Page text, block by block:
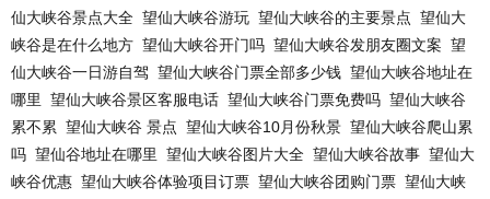
仙大峡谷景点大全 望仙大峡谷游玩 望仙大峡谷的主要景点 望仙大
峡谷是在什么地方 望仙大峡谷开门吗 望仙大峡谷发朋友圈文案 望
仙大峡谷一日游自驾 望仙大峡谷门票全部多少钱 望仙大峡谷地址在
哪里
望仙大峡谷景区客服电话 望仙大峡谷门票免费吗 望仙大峡谷
累不累 望仙大峡谷 景点 望仙大峡谷10月份秋景 望仙大峡谷爬山累
吗 望仙谷地址在哪里 望仙大峡谷图片大全 望仙大峡谷故事 望仙大
峡谷优惠 望仙大峡谷体验项目订票 望仙大峡谷团购门票 望仙大峡